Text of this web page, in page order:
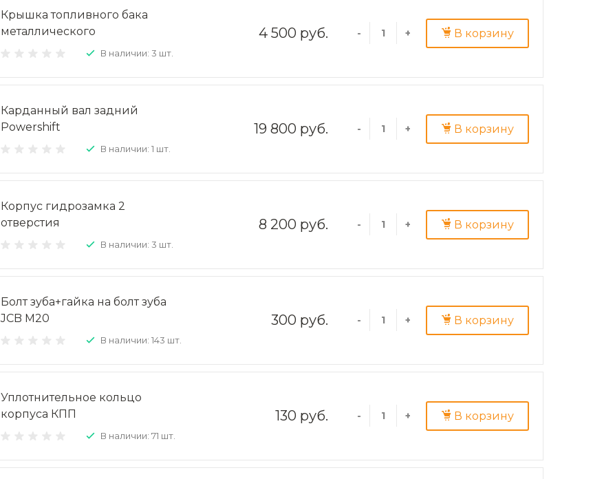
Крышка топливного бака
металлического
В наличии: 3 шт.
4 500 руб. - + В корзину
Карданный вал задний
Powershift
В наличии: 1 шт.
19 800 руб. - + В корзину
Корпус гидрозамка 2
отверстия
В наличии: 3 шт.
8 200 руб. - + В корзину
Болт зуба+гайка на болт зуба
JCB М20
В наличии: 143 шт.
300 руб. - + В корзину
Уплотнительное кольцо
корпуса КПП
В наличии: 71 шт.
130 руб. - + В корзину